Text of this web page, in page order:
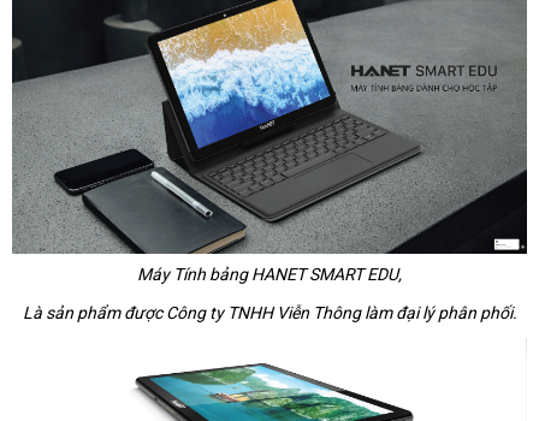
Máy Tính bảng HANET SMART EDU,
Là sản phẩm được Công ty TNHH Viễn Thông làm đại lý phân phối.